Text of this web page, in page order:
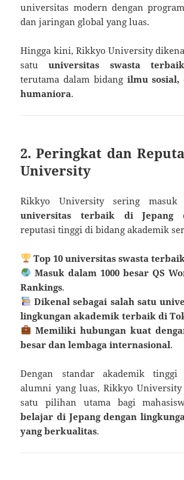
universitas modern dengan
dan jaringan global yang luas.
Hingga kini, Rikkyo University
satuuniversitas swasta
terutama dalam bidang ilmu sosial,
humaniora.
2. Peringkat dan
University
Rikkyo University sering masuk
universitas terbaik di Jepang
reputasi tinggi di bidang akademik
Top 10 universitas swasta
Masuk dalam 1000 besar QS
Rankings.
Dikenal sebagai salah satu
lingkungan akademik terbaik di
Memiliki hubungan kuat
besar dan lembaga internasional.
Dengan standar akademik
alumni yang luas, Rikkyo University
satu pilihan utama bagi
belajar di Jepang dengan
yang berkualitas.